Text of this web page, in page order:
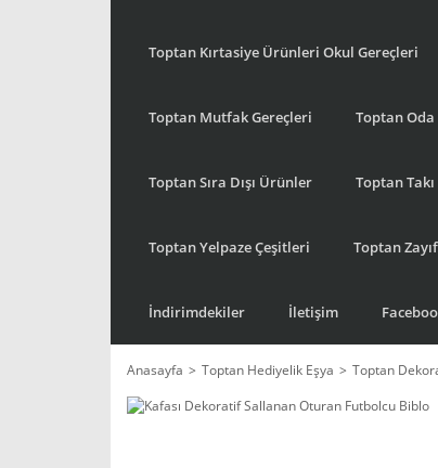
Toptan Kırtasiye Ürünleri Okul Gereçleri
Toptan Mutfak Gereçleri Toptan
Toptan Sıra Dışı Ürünler Toptan
Toptan Yelpaze Çeşitleri Toptan
İndirimdekiler İletişim
Anasayfa Toptan Hediyelik Eşya Toptan